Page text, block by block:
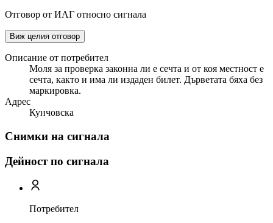
Отговор от ИАГ относно сигнала
Виж целия отговор
Описание от потребител
Моля за проверка законна ли е сечта и от коя местност е
сечта, както и има ли издаден билет. Дърветата бяха без
маркировка.
Адрес
Кунчовска
Снимки на сигнала
Дейност по сигнала
Потребител